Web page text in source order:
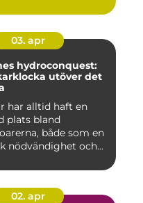
03. apr
hydroconquest:
utöver det
har alltid haft en
plats bland
både som en
nödvändighet och...
02. apr